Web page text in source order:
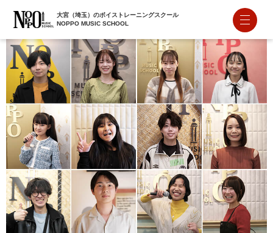
大宮（埼玉）のボイストレーニングスクール
NOPPO MUSIC SCHOOL